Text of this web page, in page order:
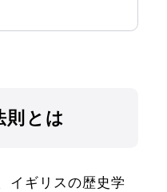
則とは
イギリスの歴史学